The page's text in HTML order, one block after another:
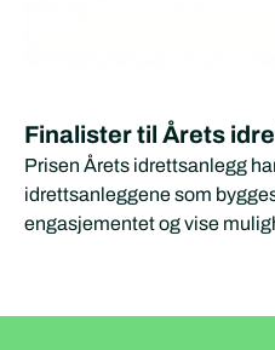
Finalister til Årets
Prisen Årets idrettsanlegg
idrettsanleggene som
engasjementet og vise